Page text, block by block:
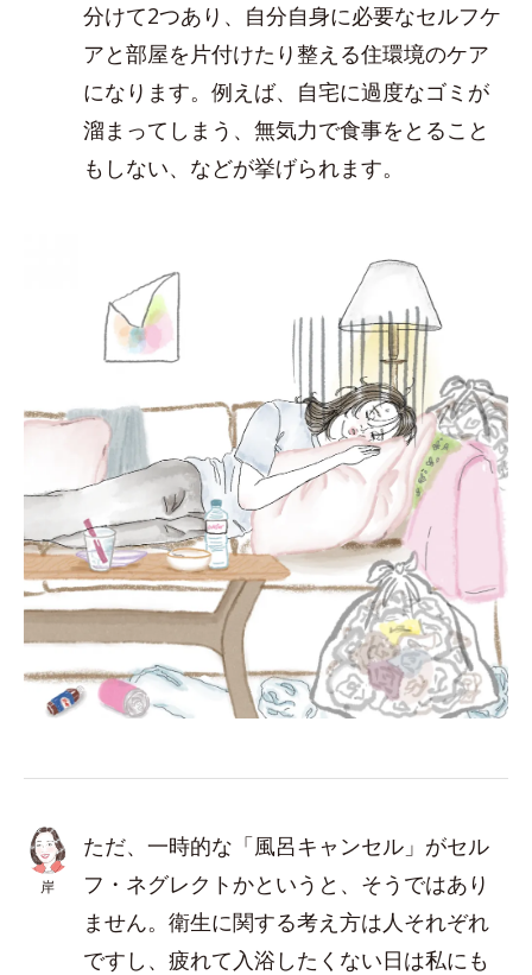
分けて2つあり、自分自身に必要なセルフケ
アと部屋を片付けたり整える住環境のケア
になります。例えば、自宅に過度なゴミが
溜まってしまう、無気力で食事をとること
もしない、などが挙げられます。
岸
ただ、一時的な「風呂キャンセル」がセル
フ・ネグレクトかというと、そうではあり
ません。衛生に関する考え方は人それぞれ
ですし、疲れて入浴したくない日は私にも